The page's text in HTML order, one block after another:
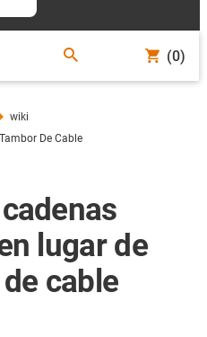
(0)
wiki
De Cable
lugar de
cable